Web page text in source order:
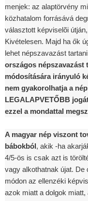
menjek: az alaptörvény
közhatalom forrásává
választott képviselõi
Kivételesen. Majd ha ők
lehet népszavazást
országos népszavazást
módosítására irányuló
nem gyakorolhatja a
LEGALAPVETŐBB
ezzel a mondattal
A magyar nép viszont
bábokból, akik -ha
4/5-ös is csak azt is
vagy alkothatnak újat.
módon az ellenzéki
azok miatt a dolgok